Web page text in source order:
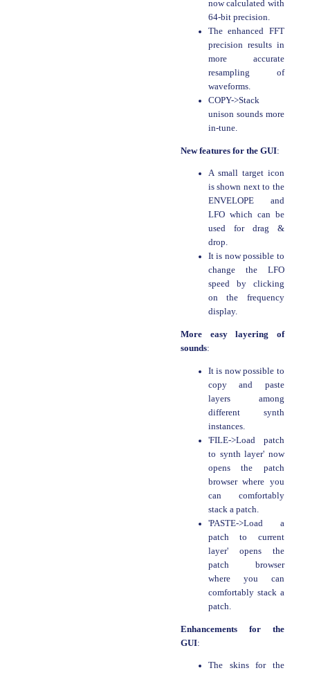
now calculated with
64-bit precision.
The enhanced FFT
precision results in
more accurate
resampling of
waveforms.
COPY->Stack
unison sounds more
in-tune.
New features for the GUI:
A small target icon
is shown next to the
ENVELOPE and
LFO which can be
used for drag &
drop.
It is now possible to
change the LFO
speed by clicking
on the frequency
display.
More easy layering of
sounds:
It is now possible to
copy and paste
layers among
different synth
instances.
'FILE->Load patch
to synth layer' now
opens the patch
browser where you
can comfortably
stack a patch.
'PASTE->Load a
patch to current
layer' opens the
patch browser
where you can
comfortably stack a
patch.
Enhancements for the
GUI:
The skins for the